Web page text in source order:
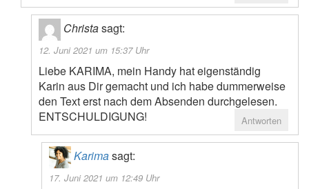
Christasagt:
12. Juni 2021 um 15:37 Uhr
Liebe KARIMA, mein Handy hat eigenständig
Karin aus Dir gemacht und ich habe dummerweise
den Text erst nach dem Absenden durchgelesen.
ENTSCHULDIGUNG!
Antworten
Karimasagt:
17. Juni 2021 um 12:49 Uhr